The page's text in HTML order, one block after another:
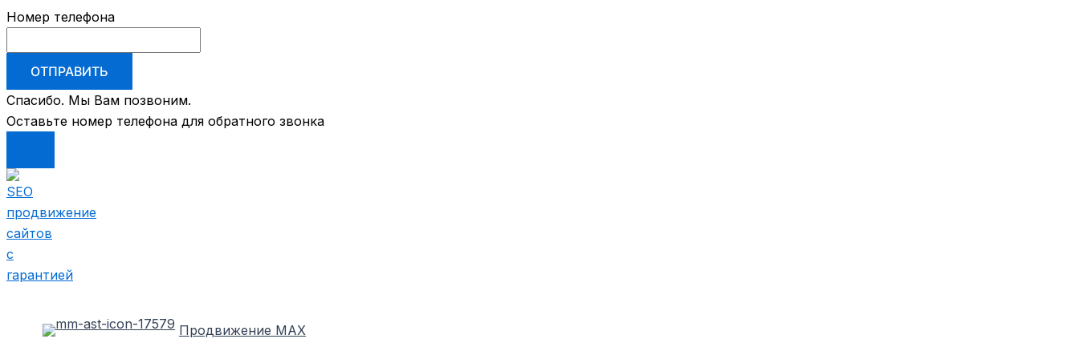
Номер телефона
ОТПРАВИТЬ
Спасибо. Мы Вам позвоним.
Оставьте номер телефона для обратного звонка
Перейти
к
содержимому
Продвижение MAX